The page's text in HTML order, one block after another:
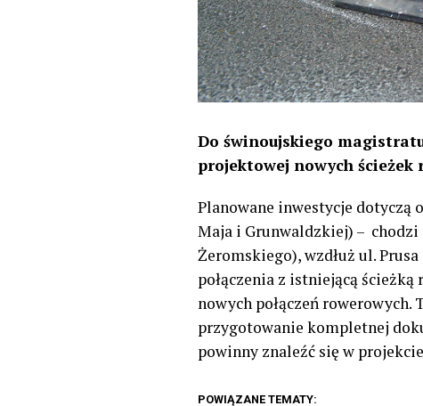
Do świnoujskiego
projektowej nowych ścieżek
Planowane inwestycje dotyczą
Maja i Grunwaldzkiej) – chodzi
Żeromskiego), wzdłuż ul.
połączenia z istniejącą
nowych połączeń
przygotowanie kompletnej
powinny znaleźć się w
POWIĄZANE TEMATY: